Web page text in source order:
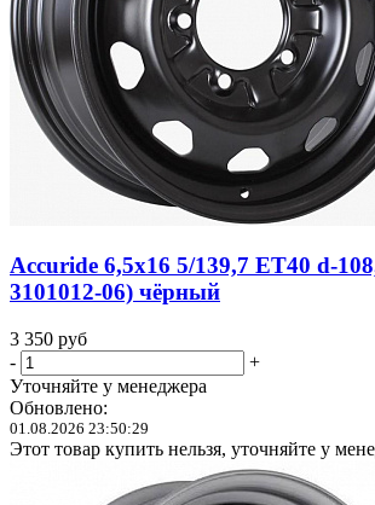
Accuride 6,5x16 5/139,7 ET40 d-
3101012-06) чёрный
3 350 руб
-
+
Уточняйте у менеджера
Обновлено:
01.08.2026 23:50:29
Этот товар купить нельзя, уточняйте у